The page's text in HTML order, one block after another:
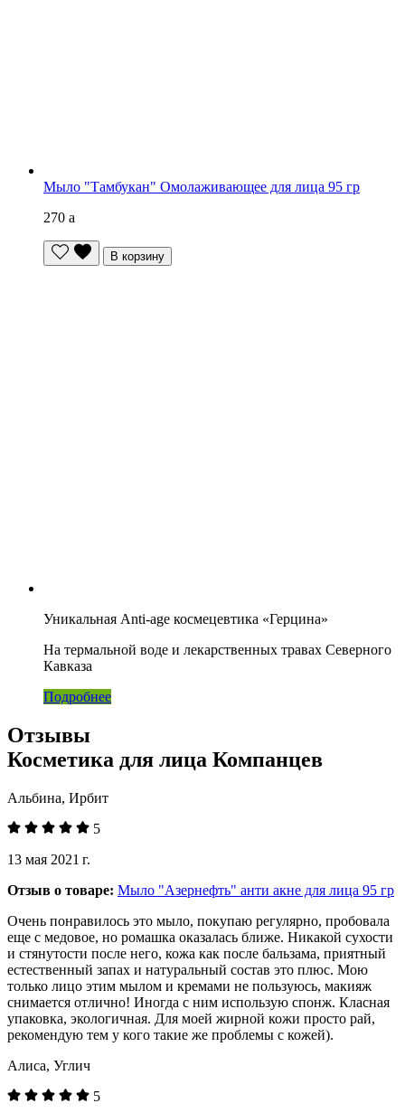
Мыло "Тамбукан" Омолаживающее для лица 95 гр
270 a
В корзину
Уникальная Anti-age космецевтика «Герцина»
На термальной воде и лекарственных травах Северного
Кавказа
Подробнее
Отзывы
Косметика для лица Компанцев
Альбина, Ирбит
5
13 мая 2021 г.
Отзыв о товаре: Мыло "Азернефть" анти акне для лица 95 гр
Очень понравилось это мыло, покупаю регулярно, пробовала
еще с медовое, но ромашка оказалась ближе. Никакой сухости
и стянутости после него, кожа как после бальзама, приятный
естественный запах и натуральный состав это плюс. Мою
только лицо этим мылом и кремами не пользуюсь, макияж
снимается отлично! Иногда с ним использую спонж. Класная
упаковка, экологичная. Для моей жирной кожи просто рай,
рекомендую тем у кого такие же проблемы с кожей).
Алиса, Углич
5